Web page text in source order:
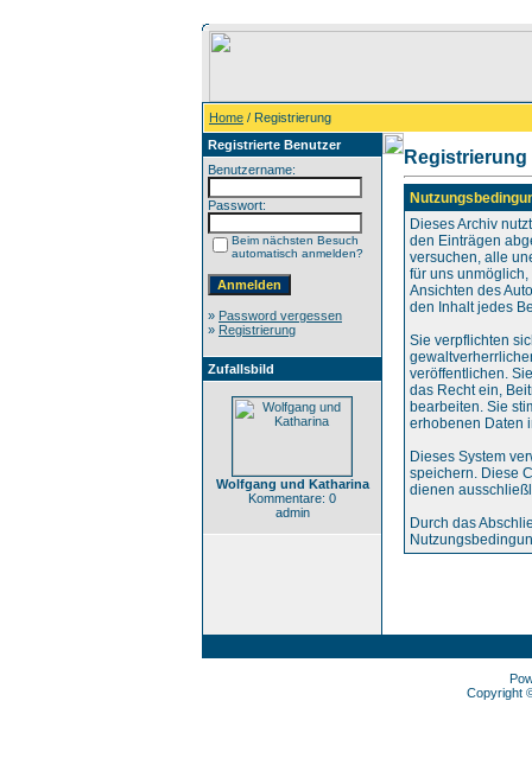
Home / Registrierung
Registrierte Benutzer
Benutzername:
Passwort:
Beim nächsten Besuch
automatisch anmelden?
» Password vergessen
» Registrierung
Zufallsbild
Wolfgang und Katharina
Kommentare: 0
admin
Registrierung
Dieses Archiv
den Einträgen
versuchen, alle
für uns
Ansichten des
den Inhalt jedes
Sie verpflichten
veröffentlichen.
das Recht ein,
bearbeiten. Sie
erhobenen Daten
Dieses System
speichern. Diese
dienen
Durch das
Copyright